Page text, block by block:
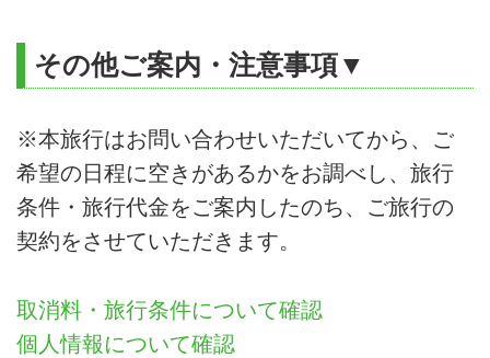
その他ご案内・注意事項▼
※本旅行はお問い合わせいただいてから、ご
希望の日程に空きがあるかをお調べし、旅行
条件・旅行代金をご案内したのち、ご旅行の
契約をさせていただきます。
取消料・旅行条件について確認
個人情報について確認